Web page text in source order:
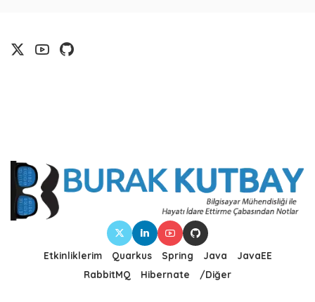
Etkinliklerim Quarkus Spring Java
JavaEE
RabbitMQ
Hibernate /Diğer